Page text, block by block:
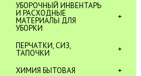
УБОРОЧНЫЙ ИНВЕНТАРЬ
И РАСХОДНЫЕ
МАТЕРИАЛЫ ДЛЯ
УБОРКИ
ПЕРЧАТКИ, СИЗ,
ТАПОЧКИ
ХИМИЯ БЫТОВАЯ